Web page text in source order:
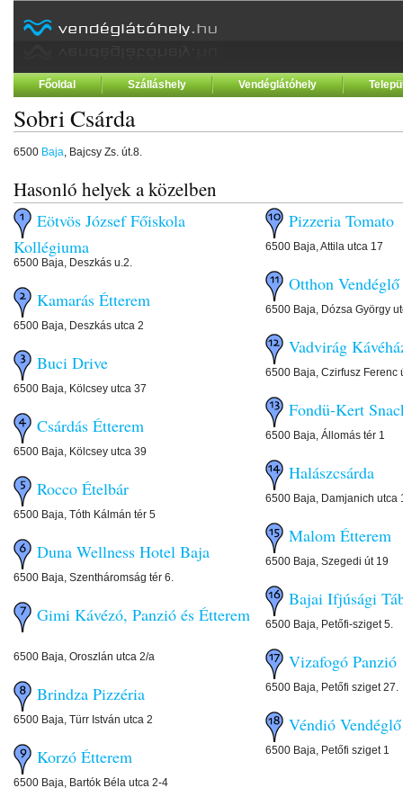
Főoldal Szálláshely Vendéglátóhely
Sobri Csárda
6500 Baja, Bajcsy Zs. út.8.
Hasonló helyek a közelben
Eötvös József Főiskola
Kollégiuma
6500 Baja, Deszkás u.2.
Kamarás Étterem
6500 Baja, Deszkás utca 2
Buci Drive
6500 Baja, Kölcsey utca 37
Csárdás Étterem
6500 Baja, Kölcsey utca 39
Rocco Ételbár
6500 Baja, Tóth Kálmán tér 5
Duna Wellness Hotel Baja
6500 Baja, Szentháromság tér 6.
Gimi Kávézó, Panzió és Étterem
6500 Baja, Oroszlán utca 2/a
Brindza Pizzéria
6500 Baja, Türr István utca 2
Korzó Étterem
6500 Baja, Bartók Béla utca 2-4
Pizzeria
6500 Baja, Attila utca 17
Otthon
6500 Baja, Dózsa György
Vadvirág
6500 Baja, Czirfusz Ferenc
Fondü-Kert
6500 Baja, Állomás tér 1
Halászcsárda
6500 Baja, Damjanich utca
Malom
6500 Baja, Szegedi út 19
Bajai Ifjúsági
6500 Baja, Petőfi-sziget 5.
Vizafogó Panzió
6500 Baja, Petőfi sziget 27.
Véndió Vendéglő
6500 Baja, Petőfi sziget 1